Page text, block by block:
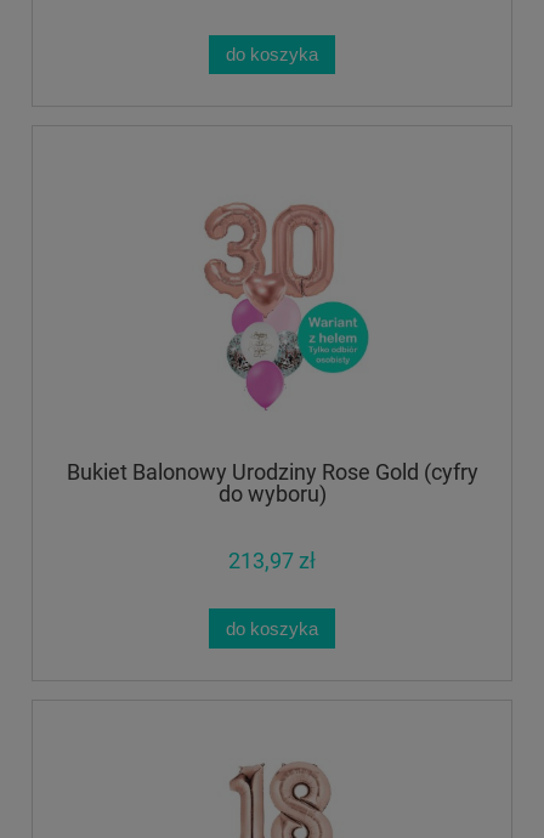
do koszyka
Bukiet Balonowy Urodziny Rose Gold (cyfry
do wyboru)
213,97 zł
do koszyka